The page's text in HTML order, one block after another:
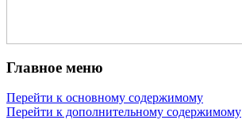
Главное меню
Перейти к основному содержимому
Перейти к дополнительному содержимому